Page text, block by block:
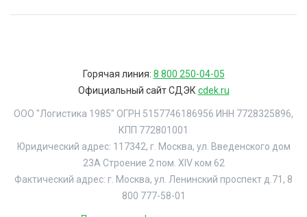
Горячая линия: 8 800 250-04-05
Официальный сайт СДЭК cdek.ru
ООО "Логистика 1985" ОГРН 5157746186956 ИНН 7728325896,
КПП 772801001
Юридический адрес: 117342, г. Москва, ул. Введенского дом
23А Строение 2 пом. XIV ком 62
Фактический адрес: г. Москва, ул. Ленинский проспект д.71, 8
800 777-58-01